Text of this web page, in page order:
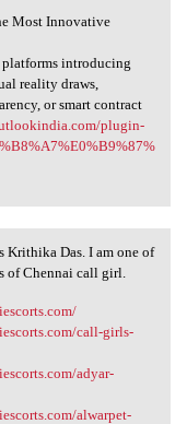
the
Most Innovative
introducing
reality draws,
or smart contract
plugin-
is
Krithika Das. I am one of
of Chennai call girl.
call-girls-
adyar-
alwarpet-